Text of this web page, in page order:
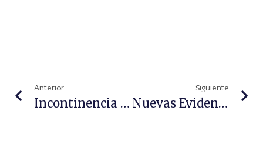
Anterior
Incontinencia Urinaria, Consejos Para El Tratamiento Y Productos Adecuados
Siguiente
Nuevas Evidencias Y Beneficios De Las Dietas De Textura Adaptada Combinada Con Recetas Creativas